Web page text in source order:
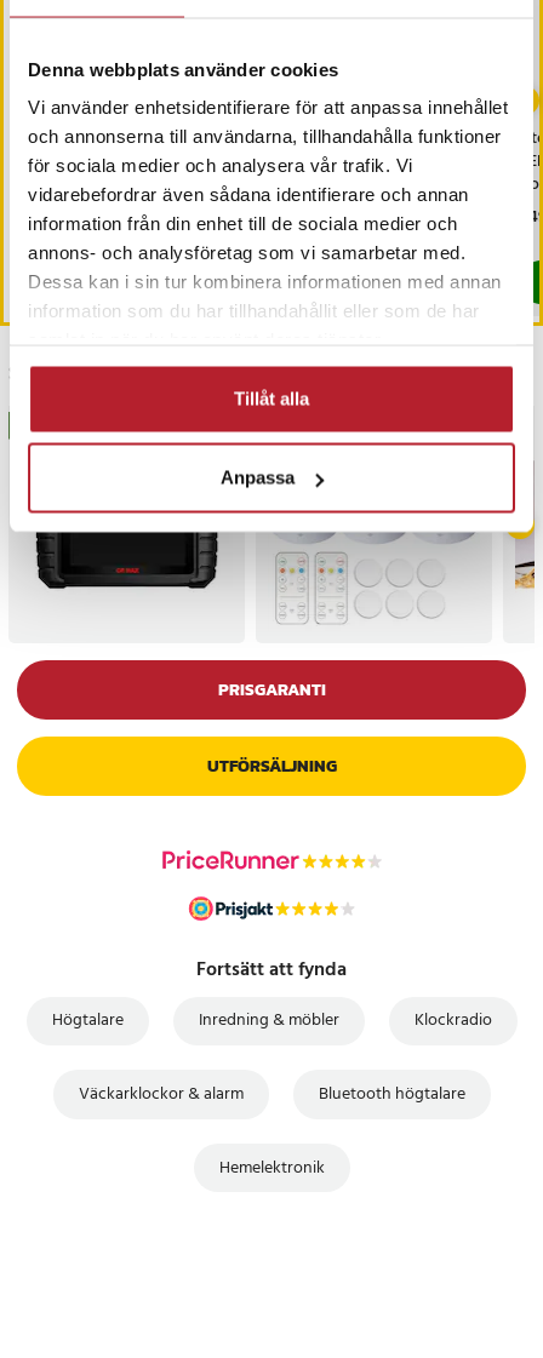
Denna webbplats använder cookies
Vi använder enhetsidentifierare för att anpassa innehållet
och annonserna till användarna, tillhandahålla funktioner
för sociala medier och analysera vår trafik. Vi
vidarebefordrar även sådana identifierare och annan
information från din enhet till de sociala medier och
annons- och analysföretag som vi samarbetar med.
Dessa kan i sin tur kombinera informationen med annan
information som du har tillhandahållit eller som de har
Tillåt alla
Anpassa
Magnetic - Roligt
sällskapsspel med
magnetiska stenar
Pris:129 kr
129 kr
I lager, levereras inom 1-2 vardagar
Köp
Hoover H30S
Dammsugarpåsar 5-pack
Pris:169 kr
169 kr
I lager, levereras inom 1-2 vardagar
Köp
Senast besökta
BÄSTSÄLJARE
PRISGARANTI
UTFÖRSÄLJNING
Fortsätt att fynda
Högtalare Inredning & möbler Klockradio
Väckarklockor & alarm Bluetooth högtalare
Hemelektronik